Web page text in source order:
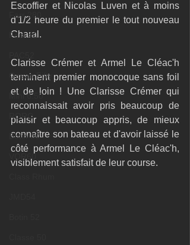
Farr 280
Fast 40
Ocean Fifty
Mini 6.50
RORC
Botin 80
VOR60
Escoffier et Nicolas Luven et à moins
d'1/2 heure du premier le tout nouveau
Charal.
Clarisse Crémer et Armel Le Cléac'h
terminent premier monocoque sans foil
et de loin ! Une Clarisse Crémer qui
reconnaissait avoir pris beaucoup de
plaisir et beaucoup appris, de mieux
connaître son bateau et d'avoir laissé le
côté performance à Armel Le Cléac'h,
visiblement satisfait de leur course.